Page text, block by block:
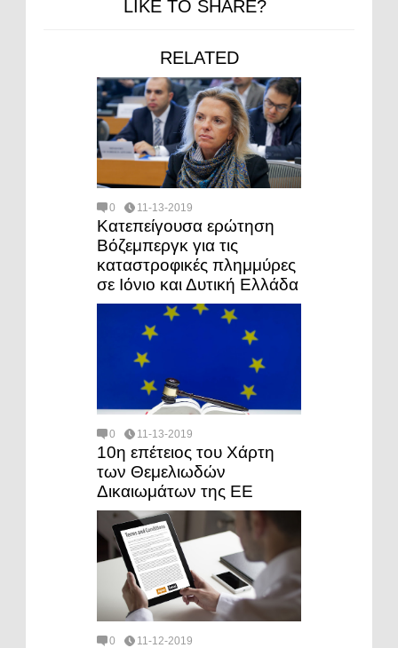
LIKE TO SHARE?
RELATED
0 11-13-2019
Κατεπείγουσα ερώτηση
Βόζεμπεργκ για τις
καταστροφικές πλημμύρες
σε Ιόνιο και Δυτική Ελλάδα
0 11-13-2019
10η επέτειος του Χάρτη
των Θεμελιωδών
Δικαιωμάτων της ΕΕ
0 11-12-2019